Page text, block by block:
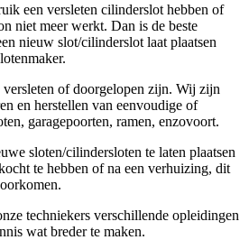
een versleten cilinderslot hebben of
niet meer werkt. Dan is de beste
nieuw slot/cilinderslot laat plaatsen
of doorgelopen zijn. Wij zijn
en herstellen van eenvoudige of
garagepoorten, ramen, enzovoort.
sloten/cilindersloten te laten plaatsen
te hebben of na een verhuizing, dit
techniekers verschillende opleidingen
wat breder te maken.